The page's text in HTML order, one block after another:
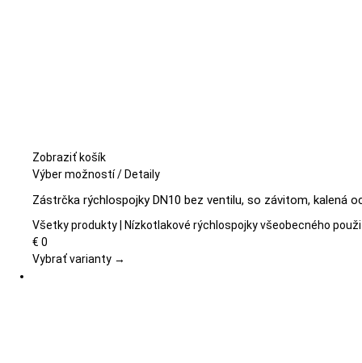
Zobraziť košík
Výber možnostíTento
má
viacero
Možnosti
/Detaily
Zástrčka rýchlospojky DN10 bez ventilu, so závitom, kalená
Všetky produkty | Nízkotlakové rýchlospojky všeobecného
€ 0
Vybrať varianty →